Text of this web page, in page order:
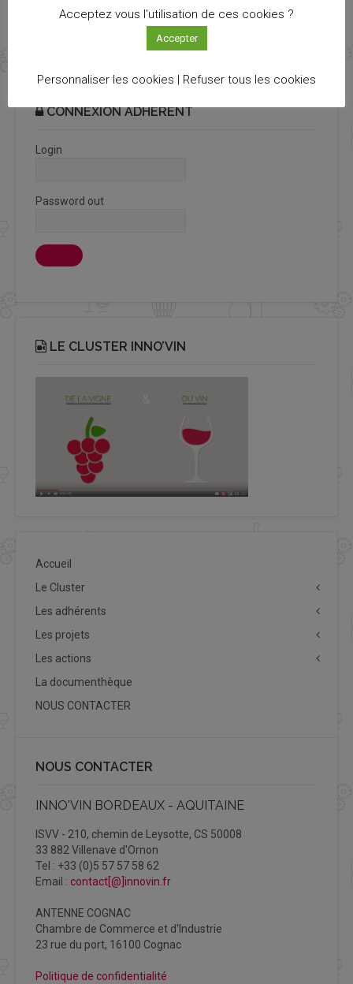
CONNEXION ADHÉRENT
Login
Password out
LE CLUSTER INNO’VIN
Accueil
Le Cluster
Les adhérents
Les projets
Les actions
La documenthèque
NOUS CONTACTER
NOUS CONTACTER
INNO'VIN BORDEAUX - AQUITAINE
ISVV - 210, chemin de Leysotte, CS 50008
33 882 Villenave d'Ornon
Tel : +33 (0)5 57 57 58 62
Email : contact[@]innovin.fr
ANTENNE COGNAC
Chambre de Commerce et d'Industrie
23 rue du port, 16100 Cognac
Politique de confidentialité
Acceptez vous l'utilisation de ces cookies ?
Accepter
Personnaliser les cookies | Refuser tous les cookies